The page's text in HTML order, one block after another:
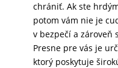
chrániť. Ak ste
potom vám nie je
v bezpečí a zároveň
Presne pre vás je
ktorý poskytuje